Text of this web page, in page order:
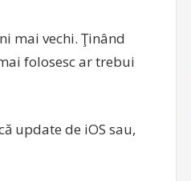
mai vechi. Ţinând
folosesc ar trebui
update de iOS sau,